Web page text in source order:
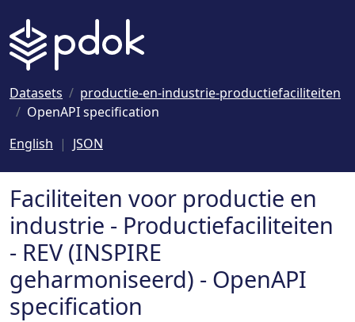
Datasets
productie-en-industrie-productiefaciliteiten
OpenAPI specification
English
JSON
Faciliteiten voor productie en
industrie - Productiefaciliteiten
- REV (INSPIRE
geharmoniseerd) - OpenAPI
specification